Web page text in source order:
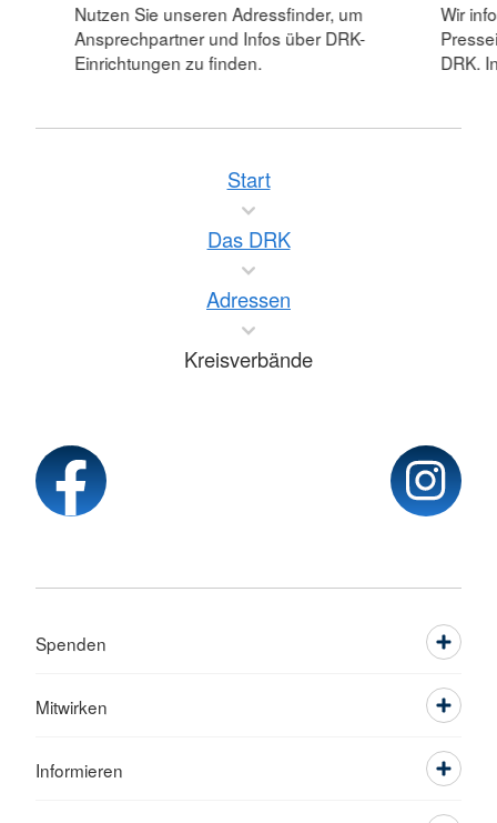
Nutzen Sie unseren Adressfinder, um
Ansprechpartner und Infos über DRK-
Einrichtungen zu finden.
Wir
DRK.
Start
Das DRK
Adressen
Kreisverbände
Spenden
Mitwirken
Informieren